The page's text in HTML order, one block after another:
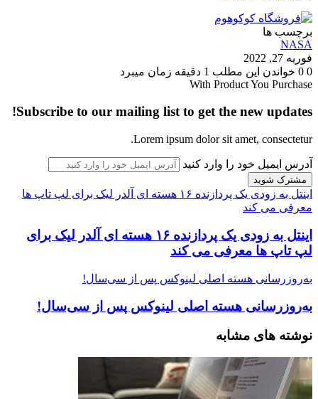
برچسب ها
NASA
فوریه 27, 2022
0
خواندن این مطلب 1 دقیقه زمان میبرد
With Product You Purchase
Subscribe to our mailing list to get the new updates!
Lorem ipsum dolor sit amet, consectetur.
آدرس ایمیل خود را وارد کنید
اینتل به زودی یک پردازنده ۱۶ هسته ای آلدر لیک برای لپ تاپ ها
معرفی می کند
اینتل به زودی یک پردازنده ۱۶ هسته ای آلدر لیک برای
لپ تاپ ها معرفی می کند
به‌روزرسانی هسته اصلی لینوکس پس از سی‌سال!
به‌روزرسانی هسته اصلی لینوکس پس از سی‌سال!
نوشته های مشابه